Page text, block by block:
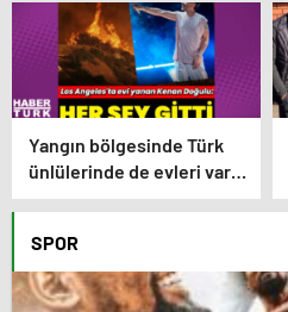
haberleri
Yangın bölgesinde Türk
ünlülerinde de evleri var –
Magazin haberleri
SPOR